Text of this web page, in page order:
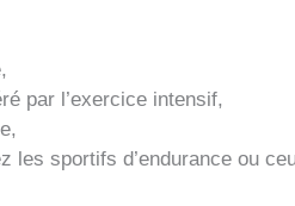
par l’exercice intensif,
les sportifs d’endurance ou